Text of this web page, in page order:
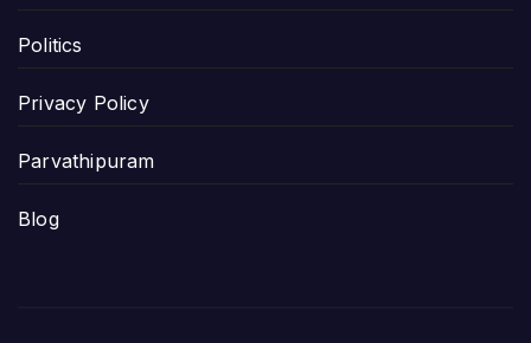
Politics
Privacy Policy
Parvathipuram
Blog